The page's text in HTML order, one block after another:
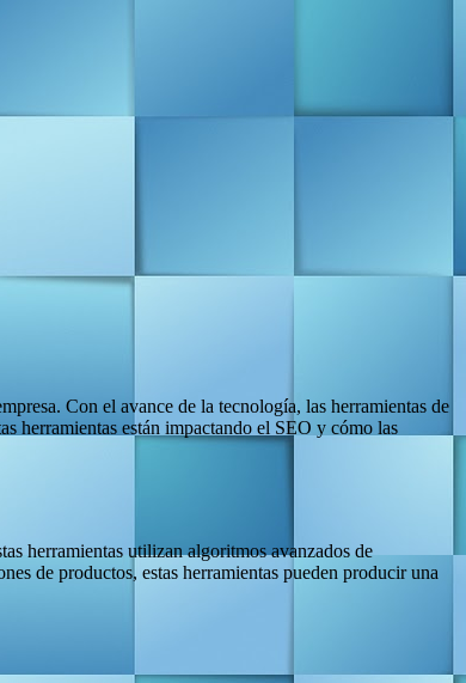
Con el avance de la tecnología, las herramientas de
herramientas están impactando el SEO y cómo las
herramientas utilizan algoritmos avanzados de
de productos, estas herramientas pueden producir una